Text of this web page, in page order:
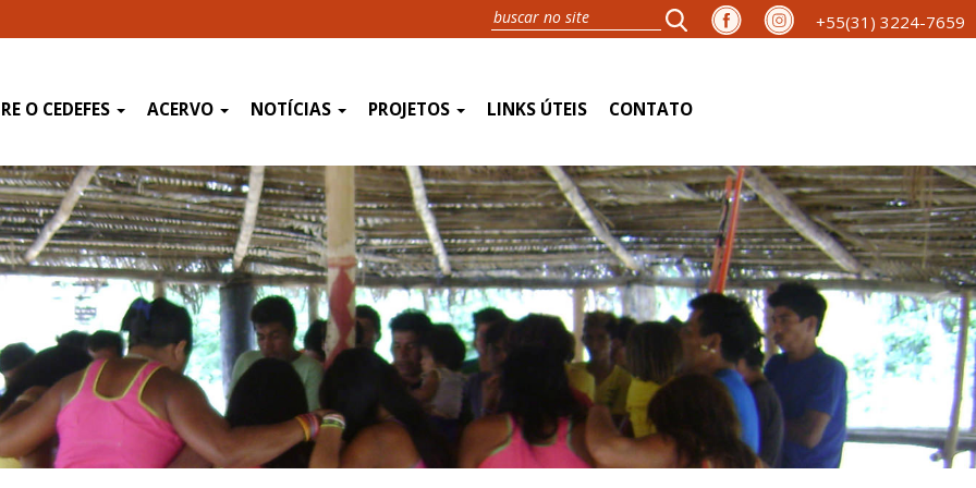
+55(31) 3224-7659
O CEDEFES ACERVO NOTÍCIAS PROJETOS LINKS ÚTEIS CONTATO